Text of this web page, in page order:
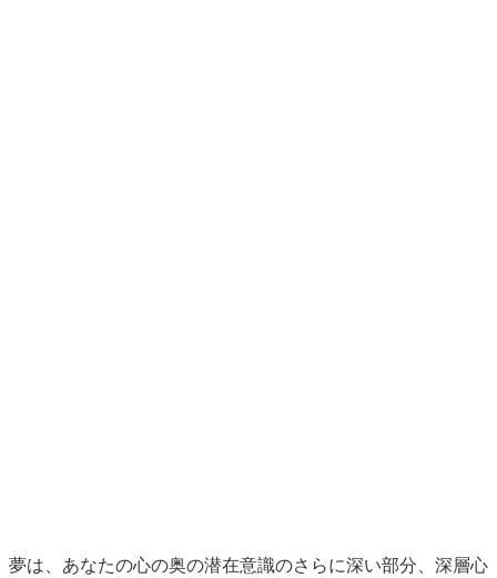
夢は、あなたの心の奥の潜在意識のさらに深い部分、 深層心